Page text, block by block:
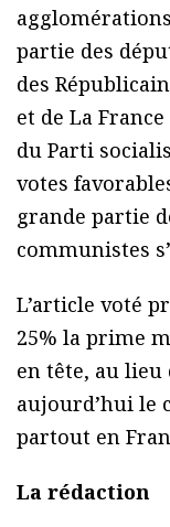
partie des
des
et de La
du Parti
votes
grande partie
communistes
L’article voté
25% la prime
en tête, au lieu
aujourd’hui le
partout en
La rédaction